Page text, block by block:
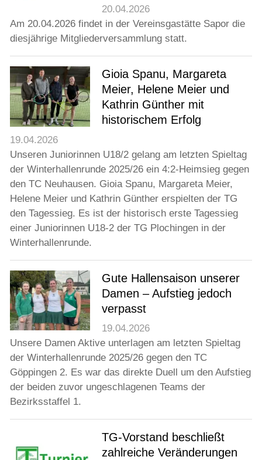
20.04.2026
Am 20.04.2026 findet in der Vereinsgastätte Sapor die
diesjährige Mitgliederversammlung statt.
Gioia Spanu, Margareta
Meier, Helene Meier und
Kathrin Günther mit
historischem Erfolg
19.04.2026
Unseren Juniorinnen U18/2 gelang am letzten Spieltag
der Winterhallenrunde 2025/26 ein 4:2-Heimsieg gegen
den TC Neuhausen. Gioia Spanu, Margareta Meier,
Helene Meier und Kathrin Günther erspielten der TG
den Tagessieg. Es ist der historisch erste Tagessieg
einer Juniorinnen U18-2 der TG Plochingen in der
Winterhallenrunde.
Gute Hallensaison unserer
Damen – Aufstieg jedoch
verpasst
19.04.2026
Unsere Damen Aktive unterlagen am letzten Spieltag
der Winterhallenrunde 2025/26 gegen den TC
Göppingen 2. Es war das direkte Duell um den Aufstieg
der beiden zuvor ungeschlagenen Teams der
Bezirksstaffel 1.
TG-Vorstand beschließt
zahlreiche Veränderungen